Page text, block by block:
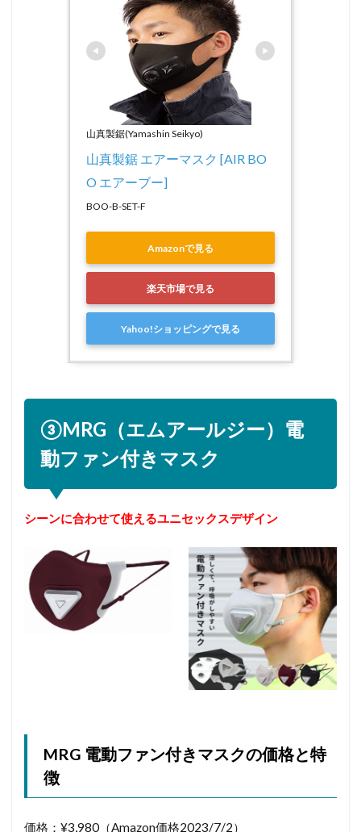
山真製鋸(Yamashin Seikyo)
山真製鋸 エアーマスク [AIR BO
O エアーブー]
BOO-B-SET-F
Amazonで見る
楽天市場で見る
Yahoo!ショッピングで見る
③MRG（エムアールジー）電
動ファン付きマスク
シーンに合わせて使えるユニセックスデザイン
MRG 電動ファン付きマスクの価格と特
徴
価格：¥3,980（Amazon価格2023/7/2）